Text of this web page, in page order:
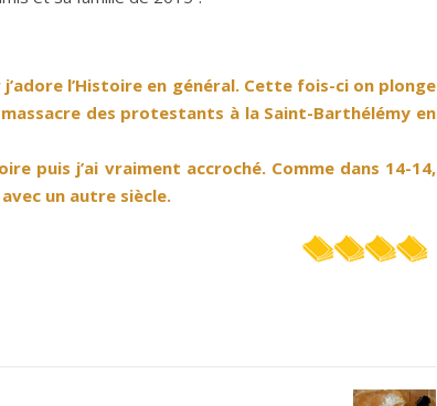
l’Histoire en général. Cette fois-ci on plonge
des protestants à la Saint-Barthélémy en
puis j’ai vraiment accroché. Comme dans 14-14,
un autre siècle.